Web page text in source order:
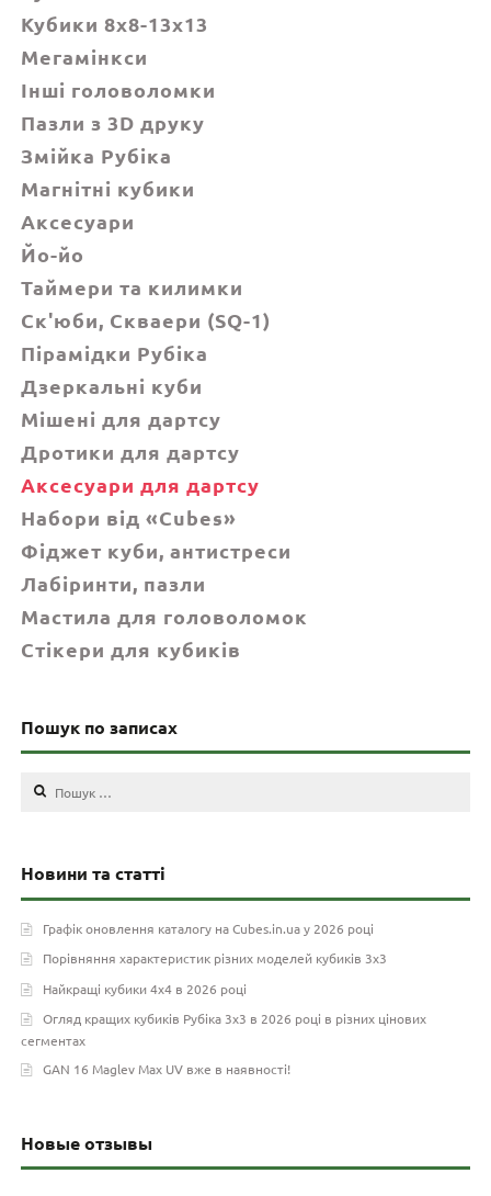
Кубики 8x8-13x13
Мегамінкси
Інші головоломки
Пазли з 3D друку
Змійка Рубіка
Магнітні кубики
Аксесуари
Йо-йо
Таймери та килимки
Ск'юби, Cкваери (SQ-1)
Пірамідки Рубіка
Дзеркальні куби
Мішені для дартсу
Дротики для дартсу
Аксесуари для дартсу
Набори від «Cubes»
Фіджет куби, антистреси
Лабіринти, пазли
Мастила для головоломок
Стікери для кубиків
Пошук по записах
Пошук:
Новини та статті
Графік оновлення каталогу на Cubes.in.ua у 2026 році
Порівняння характеристик різних моделей кубиків 3х3
Найкращі кубики 4х4 в 2026 році
Огляд кращих кубиків Рубіка 3х3 в 2026 році в різних цінових
сегментах
GAN 16 Maglev Max UV вже в наявності!
Новые отзывы